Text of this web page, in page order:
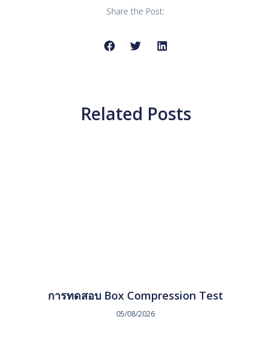
Share the Post:
Related Posts
การทดสอบ Box Compression Test
05/08/2026